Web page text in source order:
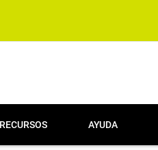
RECURSOS AYUDA